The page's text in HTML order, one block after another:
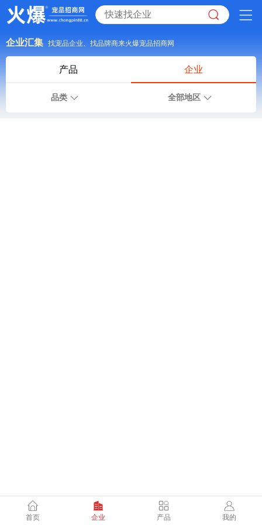
企业汇集 找宠品企业、找品牌商来火爆宠品招商网
产品 企业
品类 全部地区
首页 企业 产品 我的